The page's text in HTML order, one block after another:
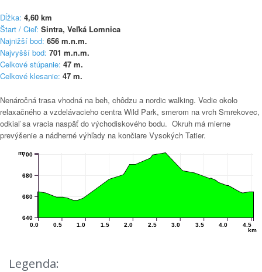
Dĺžka: 4,60 km
Štart / Cieľ: Sintra, Veľká Lomnica
Najnižší bod: 656 m.n.m.
Najvyšší bod: 701 m.n.m.
Celkové stúpanie: 47 m.
Celkové klesanie: 47 m.
Nenáročná trasa vhodná na beh, chôdzu a nordic walking. Vedie okolo
relaxačného a vzdelávacieho centra Wild Park, smerom na vrch Smrekovec,
odkiaľ sa vracia naspäť do východiskového bodu. Okruh má mierne
prevýšenie a nádherné výhľady na končiare Vysokých Tatier.
0.0 0.5 1.0 1.5 2.0 2.5 3.0 3.5 4.0 4.5
km
640
660
680
700
m
Legenda: